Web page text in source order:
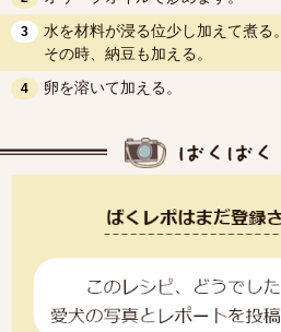
3
水を材料が浸る位少し加えて煮る。
その時、納豆も加える。
4 卵を溶いて加える。